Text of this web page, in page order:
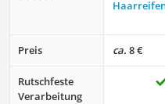
Preis ca. 8 €
Rutschfeste
Verarbeitung